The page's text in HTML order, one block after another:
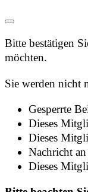
Bitte bestätigen
möchten.
Sie werden nicht
Gesperrte
Dieses
Dieses
Nachricht
Dieses